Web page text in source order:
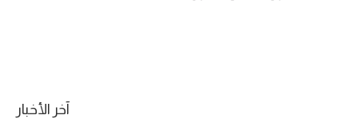
آخر الأخبار